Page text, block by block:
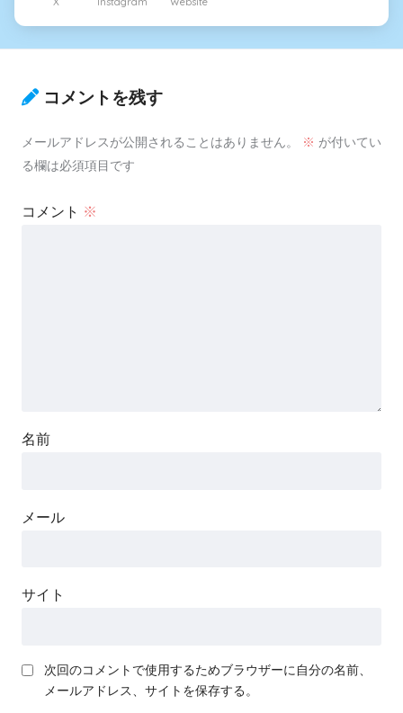
生きるようです(旧題:やる夫が
目的もなく生きるようです
異世界からかえってきたやる
夫君のお話
コメントを残す
メールアドレスが公開されることはありません。 ※ が付いてい
る欄は必須項目です
コメント ※
名前
メール
サイト
次回のコメントで使用するためブラウザーに自分の名前、
メールアドレス、サイトを保存する。